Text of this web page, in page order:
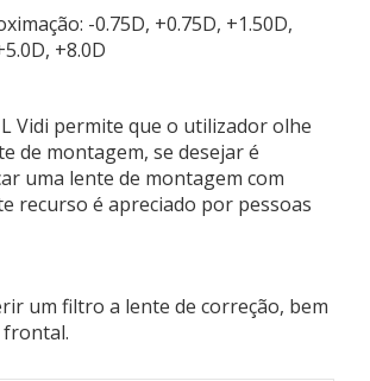
-0.75D, +0.75D, +1.50D,
+8.0D
Vidi permite que o utilizador olhe
de montagem, se desejar é
uma lente de montagem com
recurso é apreciado por pessoas
um filtro a lente de correção, bem
frontal.